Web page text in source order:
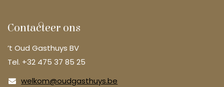
Contacteer ons
’t Oud Gasthuys BV
Tel. +32 475 37 85 25
welkom@oudgasthuys.be